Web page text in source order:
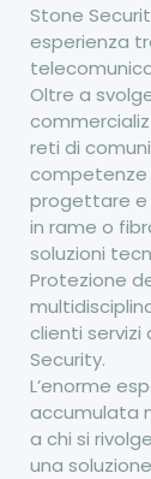
Stone
esperienza
Oltre a
reti di
competenze
progettare e
in rame o
soluzioni
Protezione
clienti servizi
Security.
L’enorme
accumulata
a chi si
una